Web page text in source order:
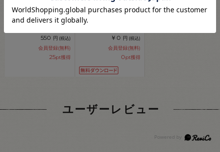
生地カラーサンプル帳
オックスシリーズ
（OX3847・
HSK960/970/980）
550 円 (税込)
会員登録(無料)
25pt獲得
レシピNo.OKF-0008
ちょうどいいサイズの
トートバッグ
￥0 円 (税込)
会員登録(無料)
0pt獲得
ユーザーレビュー